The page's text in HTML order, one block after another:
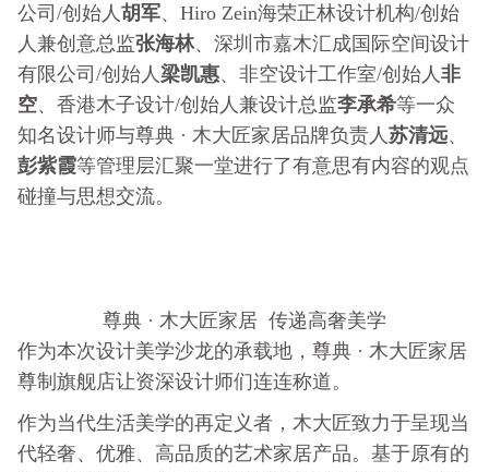
公司/创始人胡军、Hiro Zein海荣正林设计机构/创始
人兼创意总监张海林、深圳市嘉木汇成国际空间设计
有限公司/创始人梁凯惠、非空设计工作室/创始人非
空、香港木子设计/创始人兼设计总监李承希等一众
知名设计师与尊典 · 木大匠家居品牌负责人苏清远、
彭紫霞等管理层汇聚一堂进行了有意思有内容的观点
碰撞与思想交流。
尊典 · 木大匠家居 传递高奢美学
作为本次设计美学沙龙的承载地，尊典 · 木大匠家居
尊制旗舰店让资深设计师们连连称道。
作为当代生活美学的再定义者，木大匠致力于呈现当
代轻奢、优雅、高品质的艺术家居产品。基于原有的